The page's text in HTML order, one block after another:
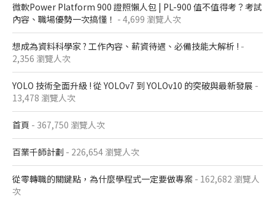
微軟Power Platform 900​ 證照懶人包​ | PL-900 值不值得考？考試
內容、職場優勢一次搞懂​！ - 4,699 瀏覽人次
想成為資料科學家 ? 工作內容、薪資待遇、必備技能大解析 ! -
2,356 瀏覽人次
YOLO 技術全面升級 ! 從 YOLOv7 到 YOLOv10 的突破與最新發展 -
13,478 瀏覽人次
首頁 - 367,750 瀏覽人次
百業千師計劃 - 226,654 瀏覽人次
從零轉職的關鍵點，為什麼學程式一定要做專案 - 162,682 瀏覽人
次